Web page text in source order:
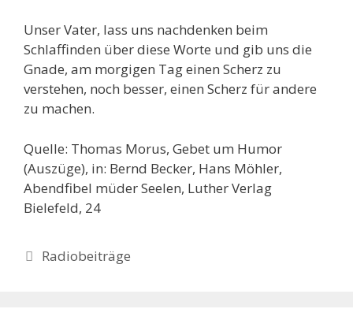
Unser Vater, lass uns nachdenken beim
Schlaffinden über diese Worte und gib uns die
Gnade, am morgigen Tag einen Scherz zu
verstehen, noch besser, einen Scherz für andere
zu machen.
Quelle: Thomas Morus, Gebet um Humor
(Auszüge), in: Bernd Becker, Hans Möhler,
Abendfibel müder Seelen, Luther Verlag
Bielefeld, 24
Kategorien
Radiobeiträge